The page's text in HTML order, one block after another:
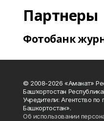
Партнеры
Фотобанк
© 2008-2026 «Аманат»
Башҡортостан
Учредители: Агентство
Башкортостан».
Об использовании